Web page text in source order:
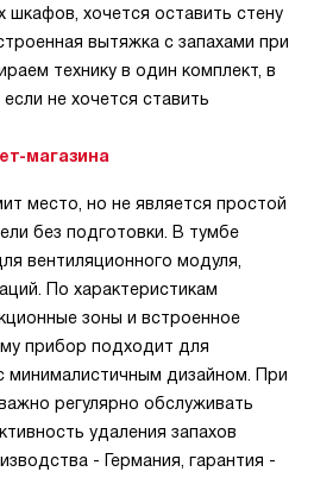
шкафов, хочется оставить стену
вытяжка с запахами при
технику в один комплект, в
не хочется ставить
магазина
место, но не является простой
без подготовки. В тумбе
вентиляционного модуля,
По характеристикам
зоны и встроенное
прибор подходит для
минималистичным дизайном. При
регулярно обслуживать
удаления запахов
- Германия, гарантия -